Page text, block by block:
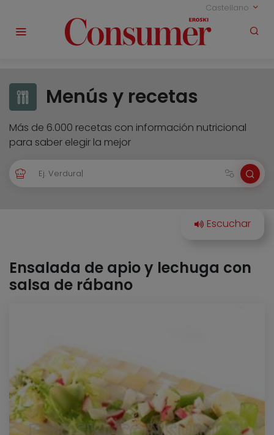
Castellano
Menús y recetas
Más de 6.000 recetas con información nutricional
para saber elegir la mejor
Ensalada de apio y lechuga con
salsa de rábano